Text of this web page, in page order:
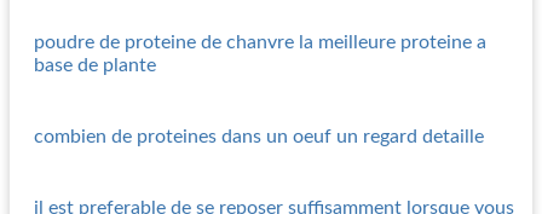
poudre de proteine de chanvre la meilleure proteine a
base de plante
combien de proteines dans un oeuf un regard detaille
il est preferable de se reposer suffisamment lorsque vous